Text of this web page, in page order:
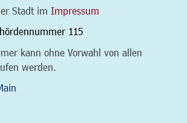
Stadt im Impressum
115
kann ohne Vorwahl von allen
werden.